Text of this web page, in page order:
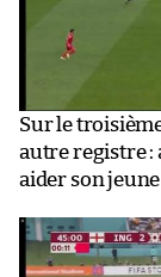
Sur le
autre registre :
aider son